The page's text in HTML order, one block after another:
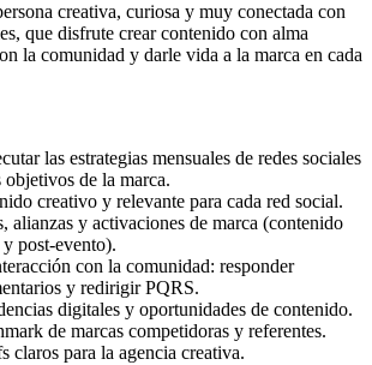
creativa, curiosa y muy conectada con
que disfrute crear contenido con alma
la comunidad y darle vida a la marca en cada
las estrategias mensuales de redes sociales
objetivos de la marca.
creativo y relevante para cada red social.
alianzas y activaciones de marca (contenido
post-evento).
con la comunidad: responder
y redirigir PQRS.
digitales y oportunidades de contenido.
de marcas competidoras y referentes.
claros para la agencia creativa.